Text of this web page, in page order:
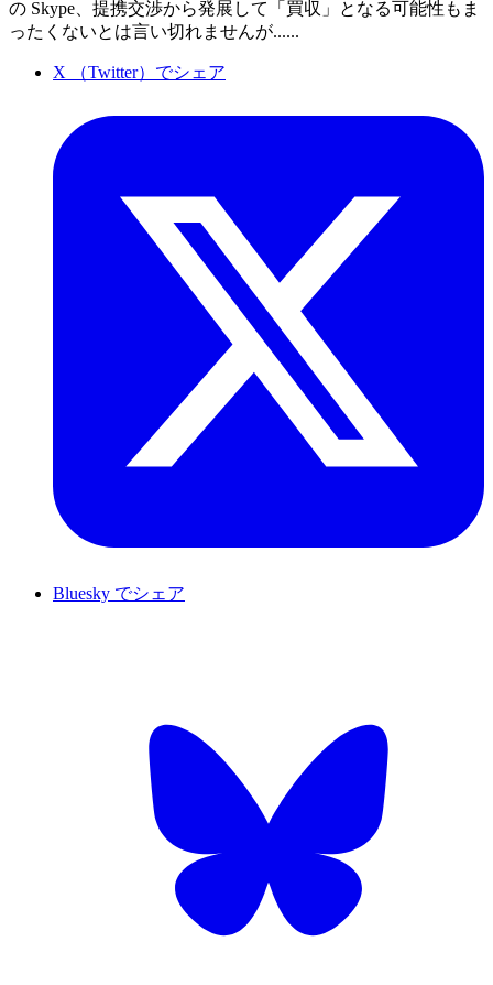
の Skype、提携交渉から発展して「買収」となる可能性もま
ったくないとは言い切れませんが......
X （Twitter）でシェア
Bluesky でシェア